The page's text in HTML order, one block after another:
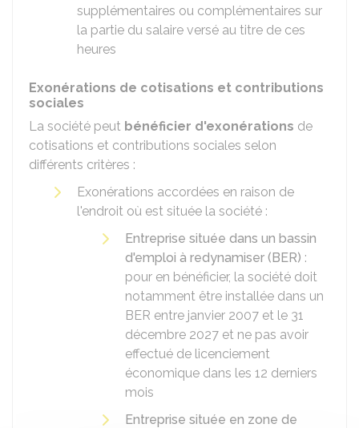
supplémentaires ou complémentaires sur
la partie du salaire versé au titre de ces
heures
Exonérations de cotisations et contributions
sociales
La société peut bénéficier d'exonérations de
cotisations et contributions sociales selon
différents critères :
Exonérations accordées en raison de
l'endroit où est située la société :
Entreprise située dans un bassin
d'emploi à redynamiser (BER) :
pour en bénéficier, la société doit
notamment être installée dans un
BER entre janvier 2007 et le 31
décembre 2027 et ne pas avoir
effectué de licenciement
économique dans les 12 derniers
mois
Entreprise située en zone de